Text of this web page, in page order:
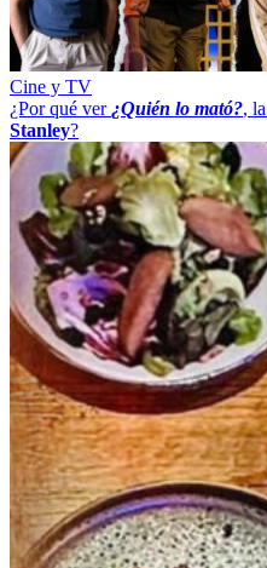
Cine y TV
¿Por qué ver¿Quién lo mató?,
Stanley?